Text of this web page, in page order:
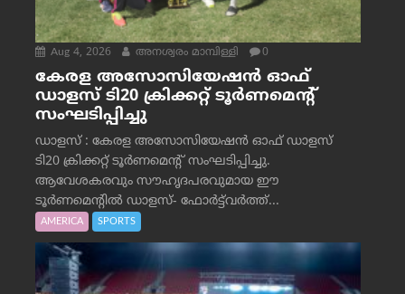
Aug 4, 2026 അനശ്വരം മാമ്പിള്ളി 0
കേരള അസോസിയേഷൻ ഓഫ്
ഡാളസ് ടി20 ക്രിക്കറ്റ് ടൂർണമെന്റ്
സംഘടിപ്പിച്ചു
ഡാളസ് : കേരള അസോസിയേഷൻ ഓഫ് ഡാളസ്
ടി20 ക്രിക്കറ്റ് ടൂർണമെന്റ് സംഘടിപ്പിച്ചു.
ആവേശകരവും സൗഹൃദപരവുമായ ഈ
ടൂർണമെന്റിൽ ഡാളസ്- ഫോർട്ട്‌വര്‍ത്ത്...
AMERICA SPORTS